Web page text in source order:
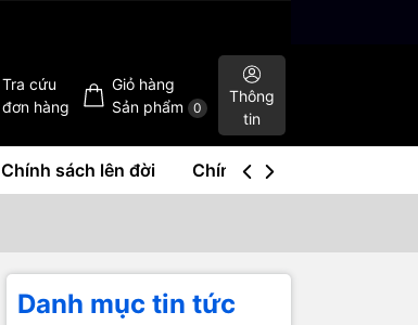
Tra cứu
đơn hàng
Giỏ hàng
Sản phẩm
0
Thông
tin
Chính sách lên đời Chính sách mua lại
Danh mục tin tức